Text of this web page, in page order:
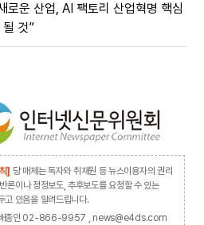
로운 산업, AI 팩토리 산업혁명 핵심
될 것”
] 당 매체는 독자와 취재원 등 뉴스이용자의 권리
론이나 정정보도, 추후보도를 요청할 수 있는
고 있음을 알려드립니다.
배종인 02-866-9957 , news@e4ds.com